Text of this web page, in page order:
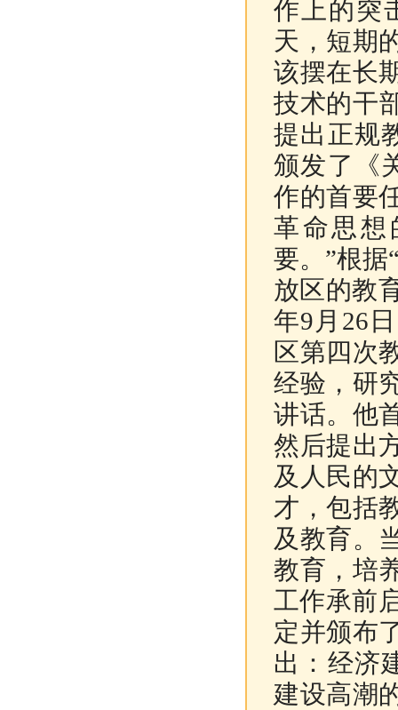
作上的突
天，短期
该摆在长
技术的干
提出正规
颁发了《
作的首要
革命思想
要。”根据
放区的教
年9月26日
区第四次
经验，研
讲话。他
然后提出
及人民的
才，包括
及教育。
教育，培
工作承前
定并颁布
出：经济
建设高潮